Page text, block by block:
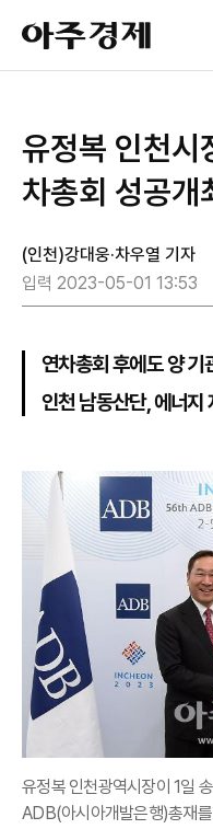
아
주
경
유정복 인천시
차총회 성공개
(인천)강대웅·차우열 기자
입력 2023-05-01 13:53
연차총회 후에도 양 기
인천 남동산단, 에너지
유정복 인천광역시장이 1일
ADB(아시아개발은행)총재